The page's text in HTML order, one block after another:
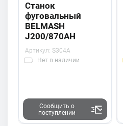
Станок
фуговальный
BELMASH
J200/870AH
Артикул: S304A
Нет в наличии
Сообщить о
поступлении